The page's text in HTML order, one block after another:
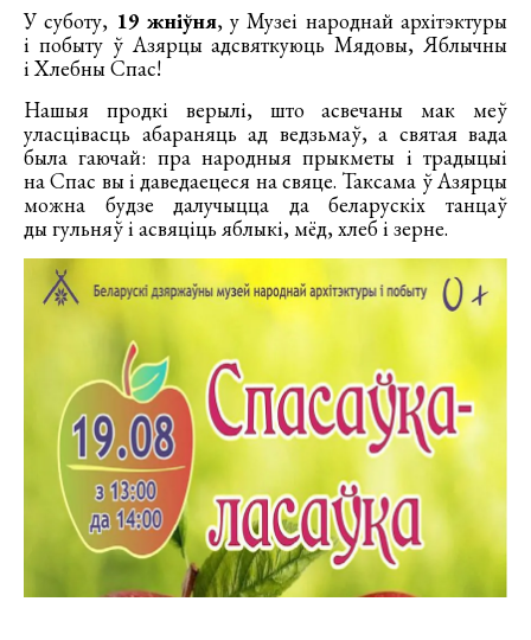
У суботу, 19 жніўня, у Музеі народнай архітэктуры
і побыту ў Азярцы адсвяткуюць Мядовы, Яблычны
і Хлебны Спас!
Нашыя продкі верылі, што асвечаны мак меў
уласцівасць абараняць ад ведзьмаў, а святая вада
была гаючай: пра народныя прыкметы і традыцыі
на Спас вы і даведаецеся на свяце. Таксама ў Азярцы
можна будзе далучыцца да беларускіх танцаў
ды гульняў і асвяціць яблыкі, мёд, хлеб і зерне.